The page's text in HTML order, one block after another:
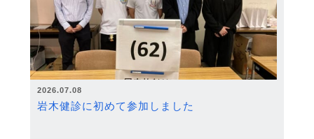
2026.07.08
岩木健診に初めて参加しました